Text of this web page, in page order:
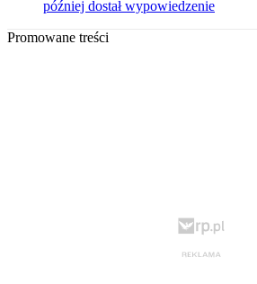
później dostał wypowiedzenie
Promowane treści